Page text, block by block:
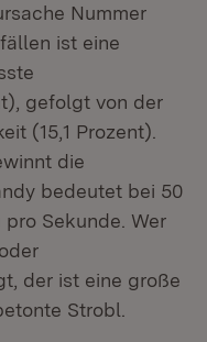
Nummer
ist eine
gefolgt von der
(15,1 Prozent).
die
bedeutet bei 50
Sekunde. Wer
der ist eine große
Strobl.